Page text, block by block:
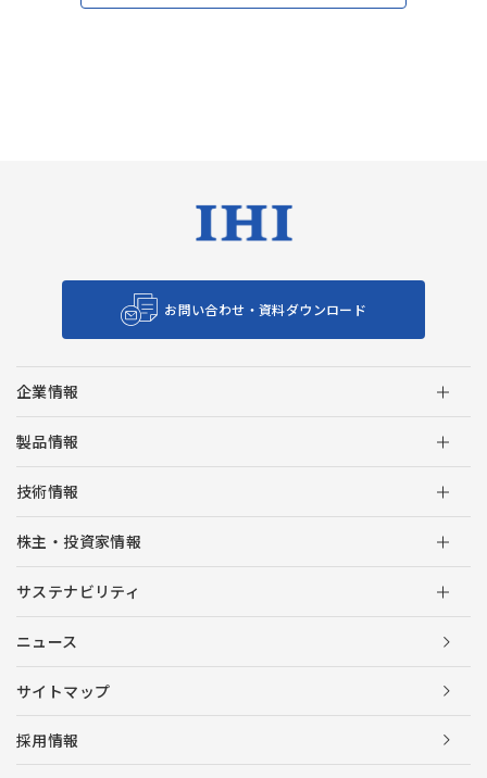
お問い合わせ・資料ダウンロード
企業情報
製品情報
技術情報
株主・投資家情報
サステナビリティ
ニュース
サイトマップ
採用情報